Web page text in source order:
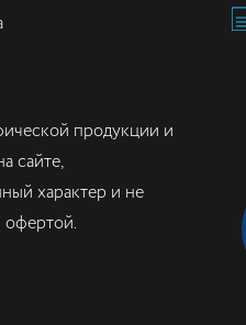
продукции и
сайте,
характер и не
офертой.